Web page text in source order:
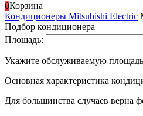
0Корзина
Кондиционеры Mitsubishi Electric
Подбор кондиционера
Площадь:
Укажите обслуживаемую
Основная характеристика
Для большинства случаев верна